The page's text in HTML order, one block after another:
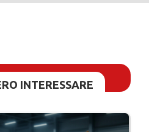
INTERESSARE